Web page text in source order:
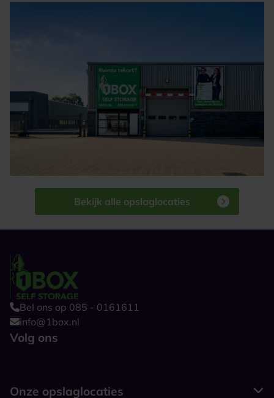
Bekijk alle opslaglocaties
Bel ons op 085 - 0161611
info@1box.nl
Volg ons
Onze opslaglocaties